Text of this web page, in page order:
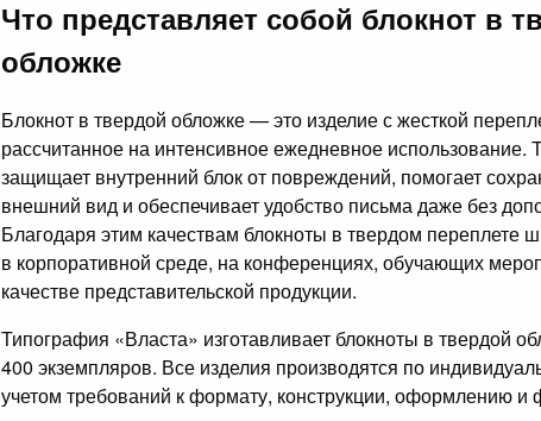
Что представляет собой блокнот в
обложке
Блокнот в твердой обложке — это изделие с жесткой
рассчитанное на интенсивное ежедневное использование.
защищает внутренний блок от повреждений, помогает
внешний вид и обеспечивает удобство письма даже без
Благодаря этим качествам блокноты в твердом переплете
в корпоративной среде, на конференциях, обучающих
качестве представительской продукции.
Типография «Власта» изготавливает блокноты в твердой
400 экземпляров. Все изделия производятся по
учетом требований к формату, конструкции, оформлению